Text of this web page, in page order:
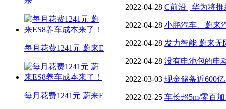
每月花费1241元 蔚来E
每月花费1241元 蔚来E
2022-04-28 C前沿 | 华为将
务……
2022-04-28 小鹏汽车、蔚来
增
2022-04-28 发力智能 蔚来无
2022-04-28 没有电池包的电
拳打蔚来换电模式？
2022-03-03 现金储备近600
资
2022-02-25 车长超5m/零百